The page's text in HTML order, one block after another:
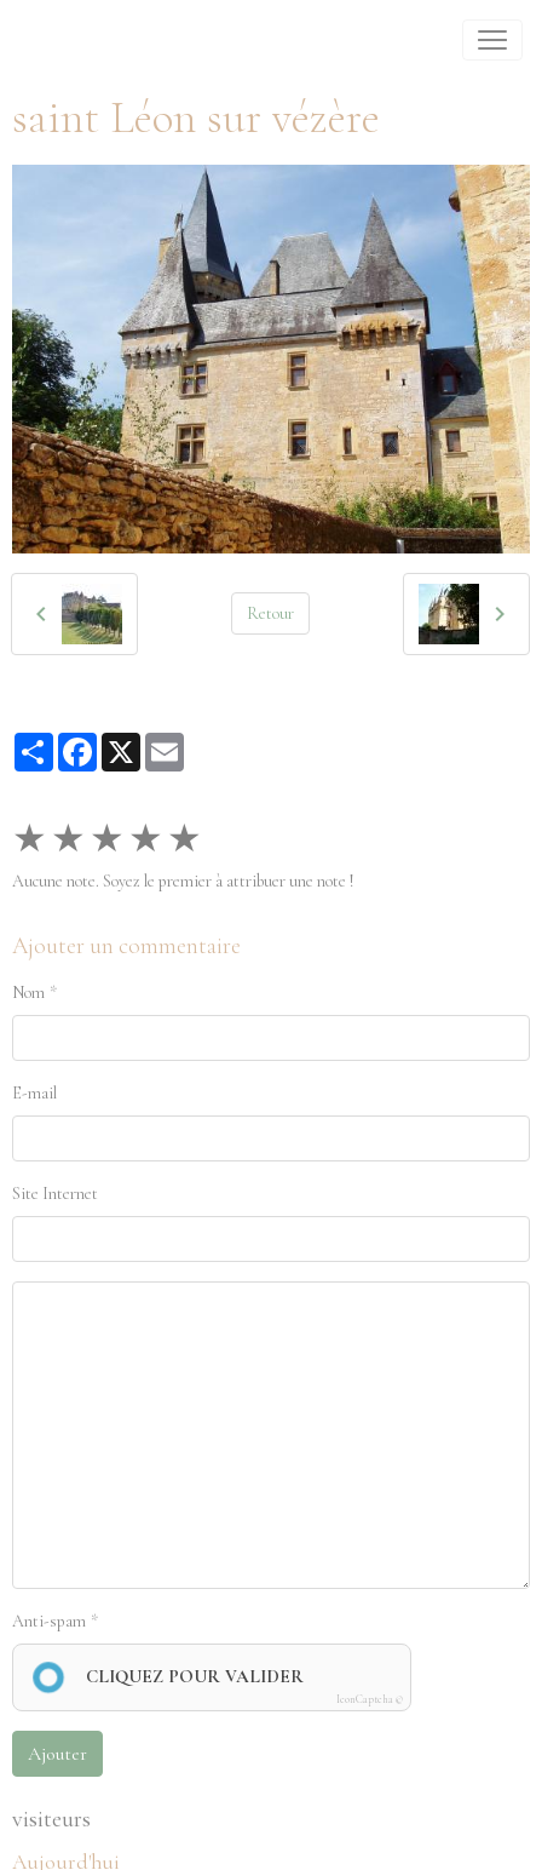
saint Léon sur vézère
Retour
PartagerFacebook
X
★ ★ ★ ★ ★
Aucune note. Soyez le premier à attribuer une note !
Ajouter un commentaire
Nom
E-mail
Site Internet
Anti-spam
CLIQUEZ POUR VALIDER
IconCaptcha ©
Ajouter
visiteurs
Aujourd'hui